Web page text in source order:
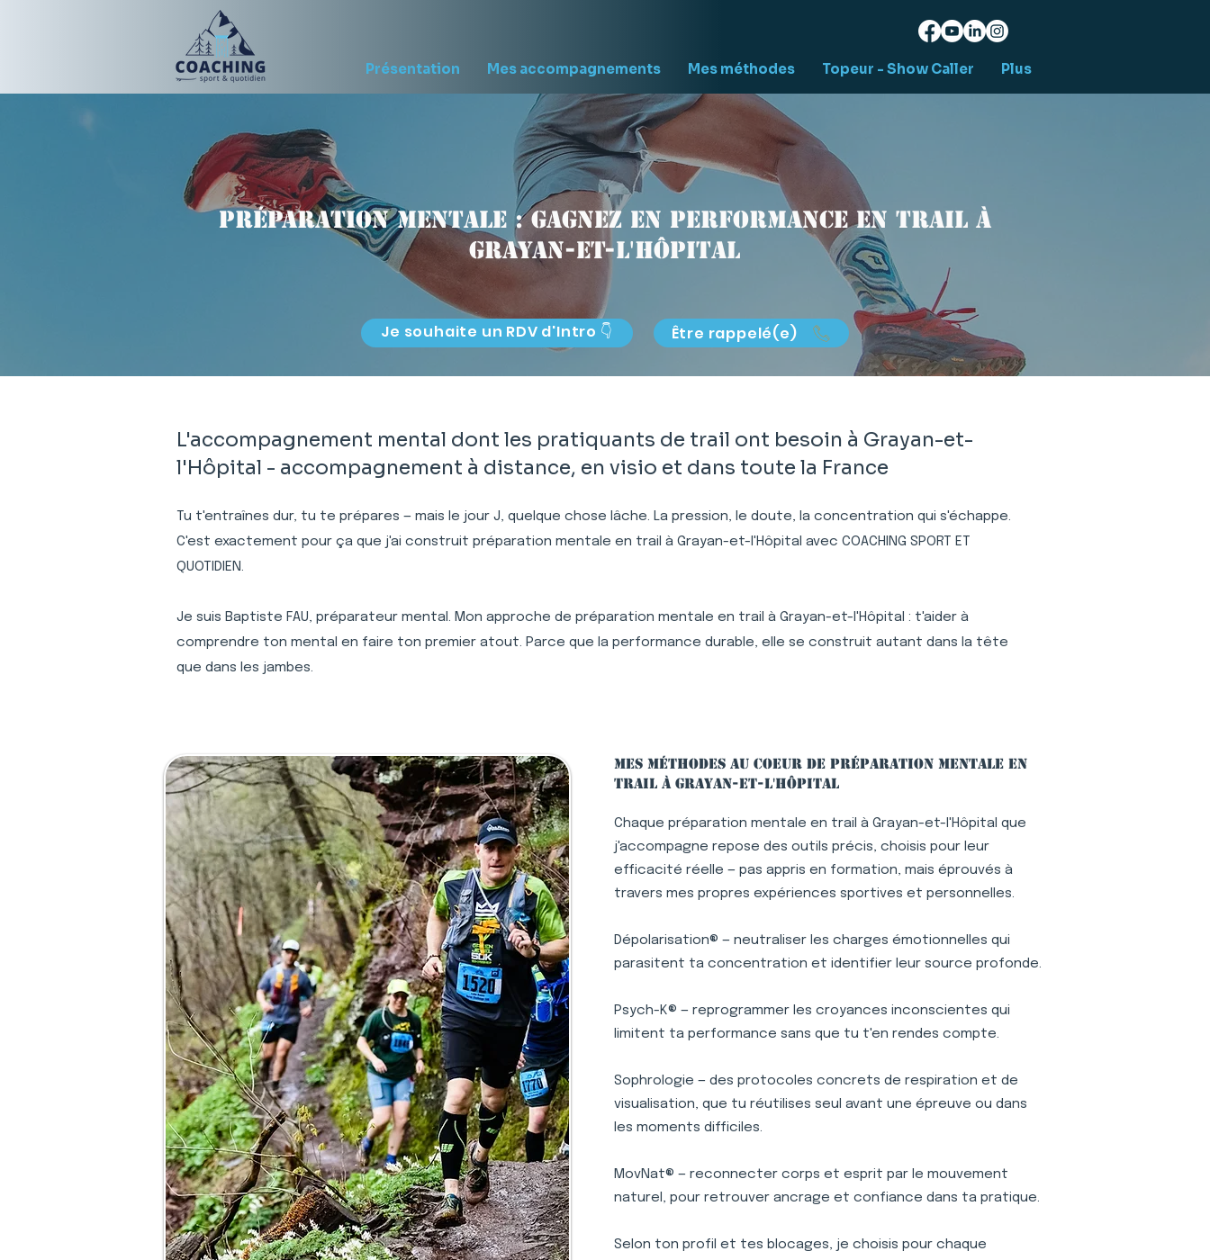
Présentation Mes accompagnements Mes méthodes Topeur - Show Caller Plus
Préparation mentale : gagnez en performance en trail à
Grayan-et-l'Hôpital
Je souhaite un RDV d'Intro 👇 Être rappelé(e)
L'accompagnement mental dont les pratiquants de trail ont besoin à Grayan-et-
l'Hôpital - accompagnement à distance, en visio et dans toute la France
Tu t'entraînes dur, tu te prépares — mais le jour J, quelque chose lâche. La pression, le doute, la concentration qui s'échappe.
C'est exactement pour ça que j'ai construit préparation mentale en trail à Grayan-et-l'Hôpital avec COACHING SPORT ET
QUOTIDIEN.
Je suis Baptiste FAU, préparateur mental. Mon approche de préparation mentale en trail à Grayan-et-l'Hôpital : t'aider à
comprendre ton mental en faire ton premier atout. Parce que la performance durable, elle se construit autant dans la tête
que dans les jambes.
Mes méthodes au coeur de préparation mentale en
trail à Grayan-et-l'Hôpital
Chaque préparation mentale en trail à Grayan-et-l'Hôpital que
j'accompagne repose des outils précis, choisis pour leur
efficacité réelle — pas appris en formation, mais éprouvés à
travers mes propres expériences sportives et personnelles.
Dépolarisation® — neutraliser les charges émotionnelles qui
parasitent ta concentration et identifier leur source profonde.
Psych-K® — reprogrammer les croyances inconscientes qui
limitent ta performance sans que tu t'en rendes compte.
Sophrologie — des protocoles concrets de respiration et de
visualisation, que tu réutilises seul avant une épreuve ou dans
les moments difficiles.
MovNat® — reconnecter corps et esprit par le mouvement
naturel, pour retrouver ancrage et confiance dans ta pratique.
Selon ton profil et tes blocages, je choisis pour chaque